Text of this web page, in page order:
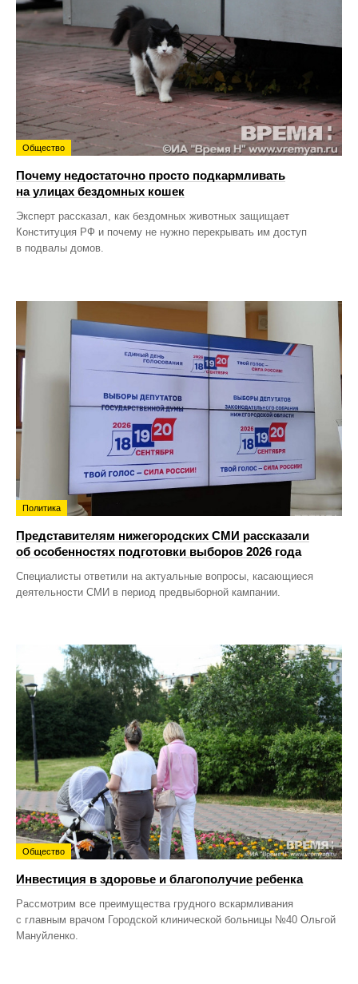
Общество
Почему недостаточно просто подкармливать
на улицах бездомных кошек
Эксперт рассказал, как бездомных животных защищает
Конституция РФ и почему не нужно перекрывать им доступ
в подвалы домов.
Политика
Представителям нижегородских СМИ рассказали
об особенностях подготовки выборов 2026 года
Специалисты ответили на актуальные вопросы, касающиеся
деятельности СМИ в период предвыборной кампании.
Общество
Инвестиция в здоровье и благополучие ребенка
Рассмотрим все преимущества грудного вскармливания
с главным врачом Городской клинической больницы №40 Ольгой
Мануйленко.